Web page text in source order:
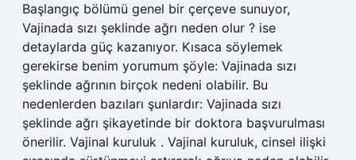
Başlangıç bölümü genel bir çerçeve sunuyor,
Vajinada sızı şeklinde ağrı neden olur ? ise
detaylarda güç kazanıyor. Kısaca söylemek
gerekirse benim yorumum şöyle: Vajinada sızı
şeklinde ağrının birçok nedeni olabilir. Bu
nedenlerden bazıları şunlardır: Vajinada sızı
şeklinde ağrı şikayetinde bir doktora başvurulması
önerilir. Vajinal kuruluk . Vajinal kuruluk, cinsel ilişki